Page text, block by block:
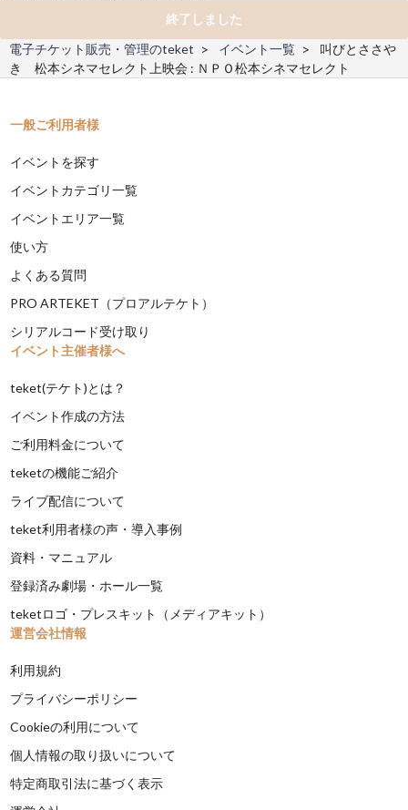
終了しました
電子チケット販売・管理のteket
イベント一覧
叫びとささや
き 松本シネマセレクト上映会 : ＮＰＯ松本シネマセレクト
一般ご利用者様
イベントを探す
イベントカテゴリ一覧
イベントエリア一覧
使い方
よくある質問
PRO ARTEKET（プロアルテケト）
シリアルコード受け取り
イベント主催者様へ
teket(テケト)とは？
イベント作成の方法
ご利用料金について
teketの機能ご紹介
ライブ配信について
teket利用者様の声・導入事例
資料・マニュアル
登録済み劇場・ホール一覧
teketロゴ・プレスキット（メディアキット）
運営会社情報
利用規約
プライバシーポリシー
Cookieの利用について
個人情報の取り扱いについて
特定商取引法に基づく表示